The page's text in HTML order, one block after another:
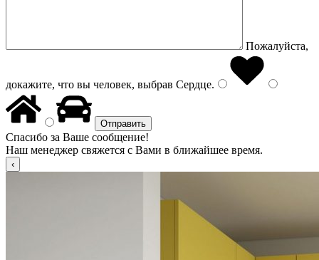
Пожалуйста,
докажите, что вы человек, выбрав Сердце.
Спасибо за Ваше сообщение!
Наш менеджер свяжется с Вами в ближайшее время.